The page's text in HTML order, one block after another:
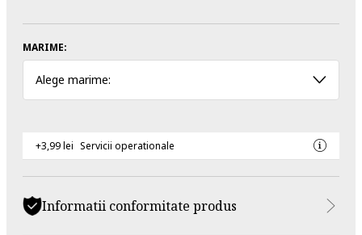
MARIME:
Alege marime:
+3,99 lei Servicii operationale
Informatii conformitate produs